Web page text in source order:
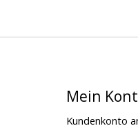
Mein
Kundenkonto